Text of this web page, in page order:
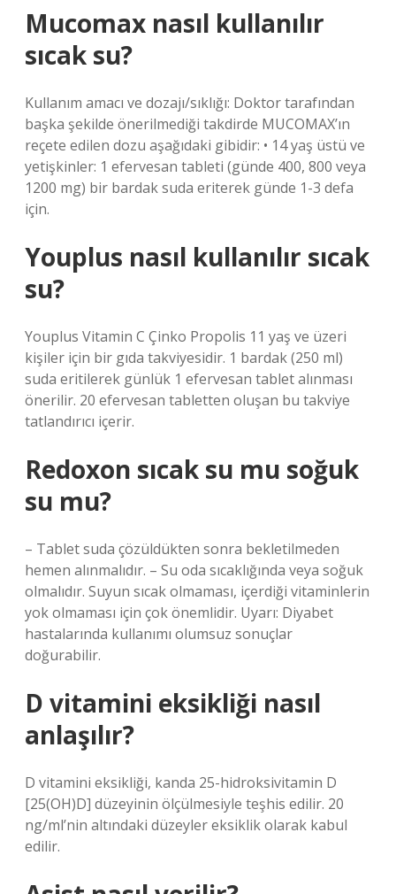
Mucomax nasıl kullanılır
sıcak su?
Kullanım amacı ve dozajı/sıklığı: Doktor tarafından
başka şekilde önerilmediği takdirde MUCOMAX’ın
reçete edilen dozu aşağıdaki gibidir: • 14 yaş üstü ve
yetişkinler: 1 efervesan tableti (günde 400, 800 veya
1200 mg) bir bardak suda eriterek günde 1-3 defa
için.
Youplus nasıl kullanılır sıcak
su?
Youplus Vitamin C Çinko Propolis 11 yaş ve üzeri
kişiler için bir gıda takviyesidir. 1 bardak (250 ml)
suda eritilerek günlük 1 efervesan tablet alınması
önerilir. 20 efervesan tabletten oluşan bu takviye
tatlandırıcı içerir.
Redoxon sıcak su mu soğuk
su mu?
– Tablet suda çözüldükten sonra bekletilmeden
hemen alınmalıdır. – Su oda sıcaklığında veya soğuk
olmalıdır. Suyun sıcak olmaması, içerdiği vitaminlerin
yok olmaması için çok önemlidir. Uyarı: Diyabet
hastalarında kullanımı olumsuz sonuçlar
doğurabilir.
D vitamini eksikliği nasıl
anlaşılır?
D vitamini eksikliği, kanda 25-hidroksivitamin D
[25(OH)D] düzeyinin ölçülmesiyle teşhis edilir. 20
ng/ml’nin altındaki düzeyler eksiklik olarak kabul
edilir.